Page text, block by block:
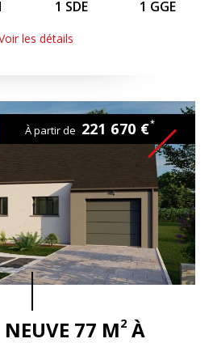
1 SDE 1 GGE
les détails
77 M2À
À partir de 221 670 €*